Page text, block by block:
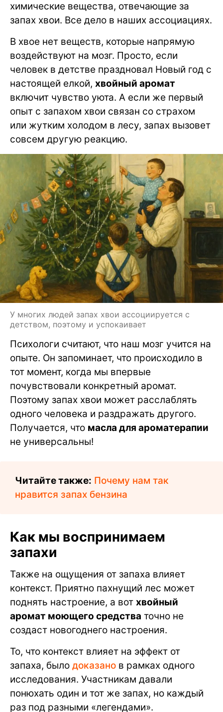
химические вещества, отвечающие за
запах хвои. Все дело в наших ассоциациях.
В хвое нет веществ, которые напрямую
воздействуют на мозг. Просто, если
человек в детстве праздновал Новый год с
настоящей елкой, хвойный аромат
включит чувство уюта. А если же первый
опыт с запахом хвои связан со страхом
или жутким холодом в лесу, запах вызовет
совсем другую реакцию.
У многих людей запах хвои ассоциируется с
детством, поэтому и успокаивает
Психологи считают, что наш мозг учится на
опыте. Он запоминает, что происходило в
тот момент, когда мы впервые
почувствовали конкретный аромат.
Поэтому запах хвои может расслаблять
одного человека и раздражать другого.
Получается, что масла для ароматерапии
не универсальны!
Читайте также: Почему нам так
нравится запах бензина
Как мы воспринимаем
запахи
Также на ощущения от запаха влияет
контекст. Приятно пахнущий лес может
поднять настроение, а вот хвойный
аромат моющего средства точно не
создаст новогоднего настроения.
То, что контекст влияет на эффект от
запаха, было доказано в рамках одного
исследования. Участникам давали
понюхать один и тот же запах, но каждый
раз под разными «легендами».